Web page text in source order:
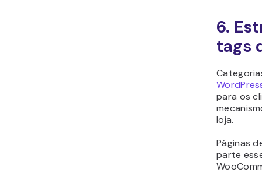
6.
tags
para os
loja.
Páginas
parte